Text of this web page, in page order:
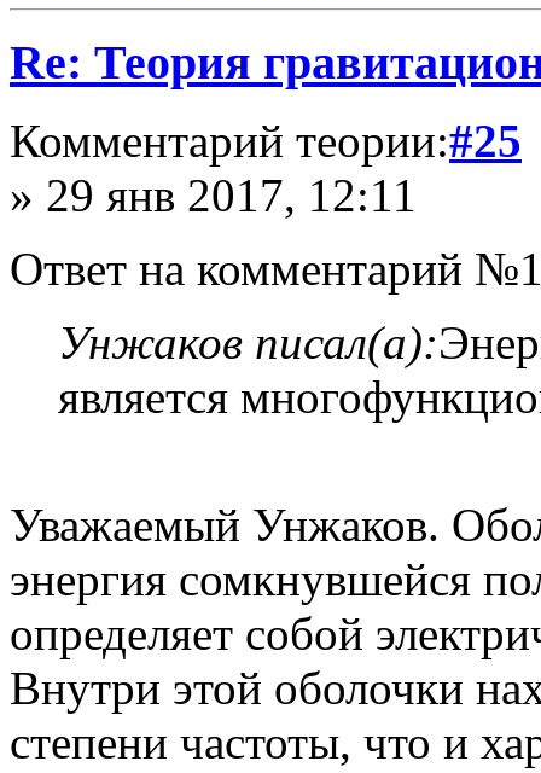
Re: Теория
Комментарий теории:#25
» 29 янв 2017, 12:11
Ответ на комментарий
Унжаков писал(а):
является
Уважаемый Унжаков.
энергия сомкнувшейся
определяет собой
Внутри этой оболочки
степени частоты, что и